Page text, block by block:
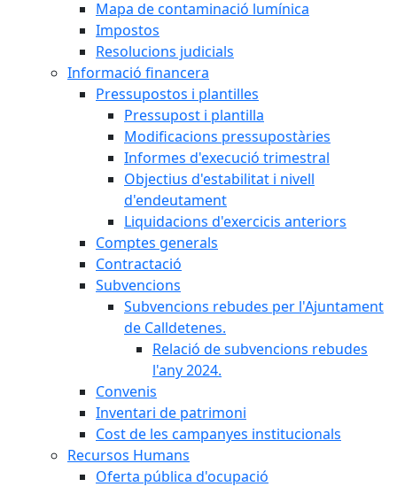
Mapa de contaminació lumínica
Impostos
Resolucions judicials
Informació financera
Pressupostos i plantilles
Pressupost i plantilla
Modificacions pressupostàries
Informes d'execució trimestral
Objectius d'estabilitat i nivell
d'endeutament
Liquidacions d'exercicis anteriors
Comptes generals
Contractació
Subvencions
Subvencions rebudes per l'Ajuntament
de Calldetenes.
Relació de subvencions rebudes
l'any 2024.
Convenis
Inventari de patrimoni
Cost de les campanyes institucionals
Recursos Humans
Oferta pública d'ocupació